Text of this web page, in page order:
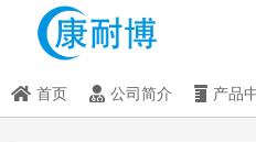
首页 公司简介 产品